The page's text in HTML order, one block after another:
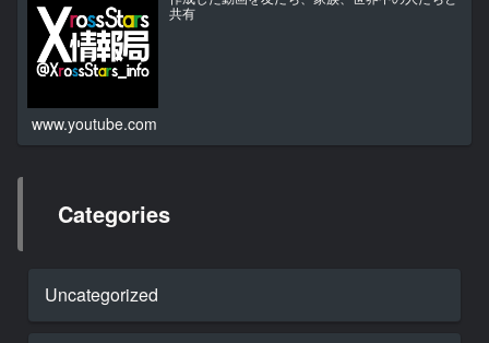
共有
www.youtube.com
Categories
Uncategorized